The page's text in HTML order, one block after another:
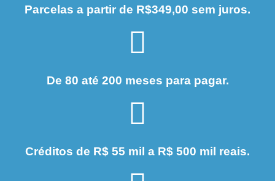
Parcelas a partir de R$349,00 sem juros.
De 80 até 200 meses para pagar.
Créditos de R$ 55 mil a R$ 500 mil reais.